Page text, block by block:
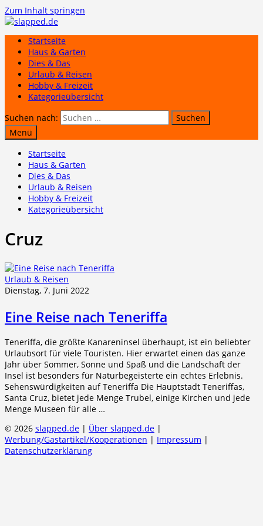
Zum Inhalt springen
Startseite
Haus & Garten
Dies & Das
Urlaub & Reisen
Hobby & Freizeit
Kategorieübersicht
Suchen nach:
Menü
Startseite
Haus & Garten
Dies & Das
Urlaub & Reisen
Hobby & Freizeit
Kategorieübersicht
Cruz
Urlaub & Reisen
Dienstag, 7. Juni 2022
Eine Reise nach Teneriffa
Teneriffa, die größte Kanareninsel überhaupt, ist ein beliebter
Urlaubsort für viele Touristen. Hier erwartet einen das ganze
Jahr über Sommer, Sonne und Spaß und die Landschaft der
Insel ist besonders für Naturbegeisterte ein echtes Erlebnis.
Sehenswürdigkeiten auf Teneriffa Die Hauptstadt Teneriffas,
Santa Cruz, bietet jede Menge Trubel, einige Kirchen und jede
Menge Museen für alle …
© 2026 slapped.de | Über slapped.de |
Werbung/Gastartikel/Kooperationen | Impressum |
Datenschutzerklärung